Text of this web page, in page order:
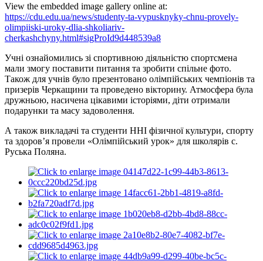
View the embedded image gallery online at:
https://cdu.edu.ua/news/studenty-ta-vypusknyky-chnu-provely-
olimpiiski-uroky-dlia-shkoliariv-
cherkashchyny.html#sigProId9d448539a8
Учні ознайомились зі спортивною діяльністю спортсмена
мали змогу поставити питання та зробити спільне фото.
Також для учнів було презентовано олімпійських чемпіонів та
призерів Черкащини та проведено вікторину. Атмосфера була
дружньою, насичена цікавими історіями, діти отримали
подарунки та масу задоволення.
А також викладачі та студенти ННІ фізичної культури, спорту
та здоров’я провели «Олімпійський урок» для школярів с.
Руська Поляна.